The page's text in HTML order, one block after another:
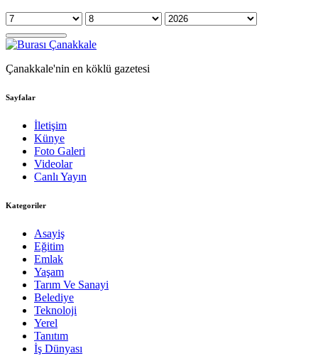
Çanakkale'nin en köklü gazetesi
Sayfalar
İletişim
Künye
Foto Galeri
Videolar
Canlı Yayın
Kategoriler
Asayiş
Eğitim
Emlak
Yaşam
Tarım Ve Sanayi
Belediye
Teknoloji
Yerel
Tanıtım
İş Dünyası